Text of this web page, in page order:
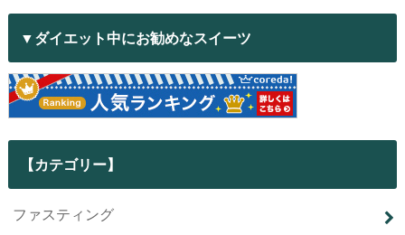
▼ダイエット中にお勧めなスイーツ
【カテゴリー】
ファスティング